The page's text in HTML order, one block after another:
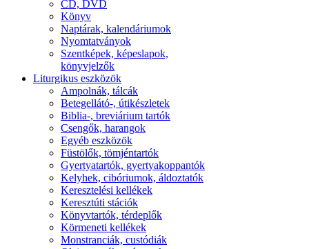
CD, DVD
Könyv
Naptárak, kalendáriumok
Nyomtatványok
Szentképek, képeslapok,
könyvjelzők
Liturgikus eszközök
Ampolnák, tálcák
Betegellátó-, útikészletek
Biblia-, breviárium tartók
Csengők, harangok
Egyéb eszközök
Füstölők, tömjéntartók
Gyertyatartók, gyertyakoppantók
Kelyhek, cibóriumok, áldoztatók
Keresztelési kellékek
Keresztúti stációk
Könyvtartók, térdeplők
Körmeneti kellékek
Monstranciák, custódiák